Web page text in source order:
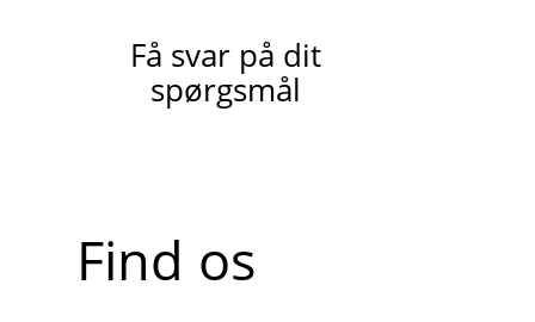
Få svar på dit
spørgsmål
Find os